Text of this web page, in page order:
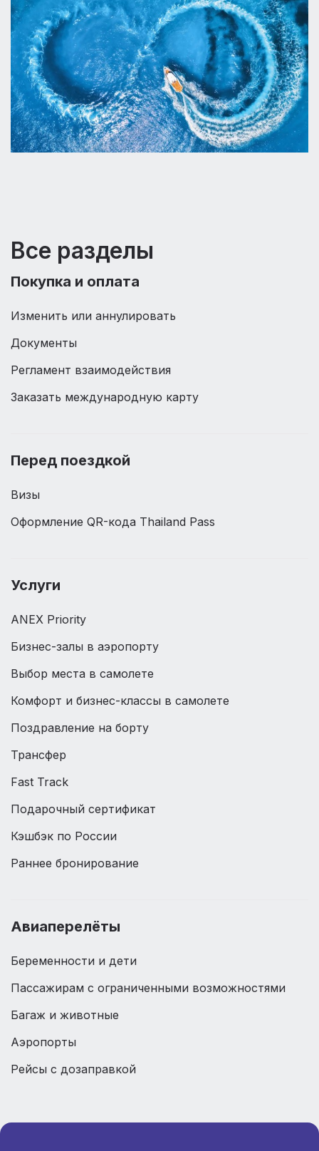
Все разделы
Покупка и оплата
Изменить или аннулировать
Документы
Регламент взаимодействия
Заказать международную карту
Перед поездкой
Визы
Оформление QR-кода Thailand Pass
Услуги
ANEX Priority
Бизнес-залы в аэропорту
Выбор места в самолете
Комфорт и бизнес-классы в самолете
Поздравление на борту
Трансфер
Fast Track
Подарочный сертификат
Кэшбэк по России
Раннее бронирование
Авиаперелёты
Беременности и дети
Пассажирам с ограниченными возможностями
Багаж и животные
Аэропорты
Рейсы с дозаправкой